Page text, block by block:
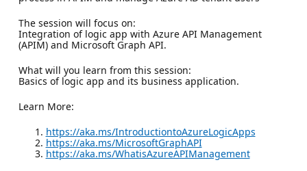
The session will focus on:
Integration of logic app with Azure API Management
(APIM) and Microsoft Graph API.
What will you learn from this session:
Basics of logic app and its business application.
Learn More:
https://aka.ms/IntroductiontoAzureLogicApps
https://aka.ms/MicrosoftGraphAPI
https://aka.ms/WhatisAzureAPIManagement